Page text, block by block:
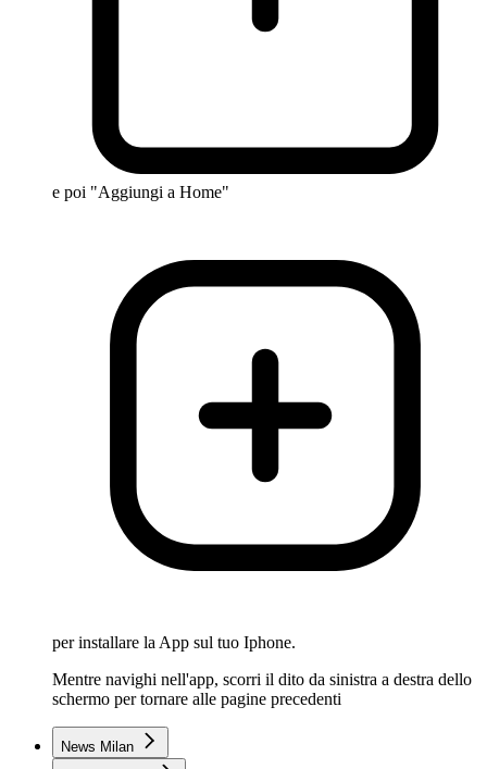
e poi "Aggiungi a Home"
per installare la App sul tuo Iphone.
Mentre navighi nell'app, scorri il dito da sinistra a destra dello
schermo per tornare alle pagine precedenti
News Milan